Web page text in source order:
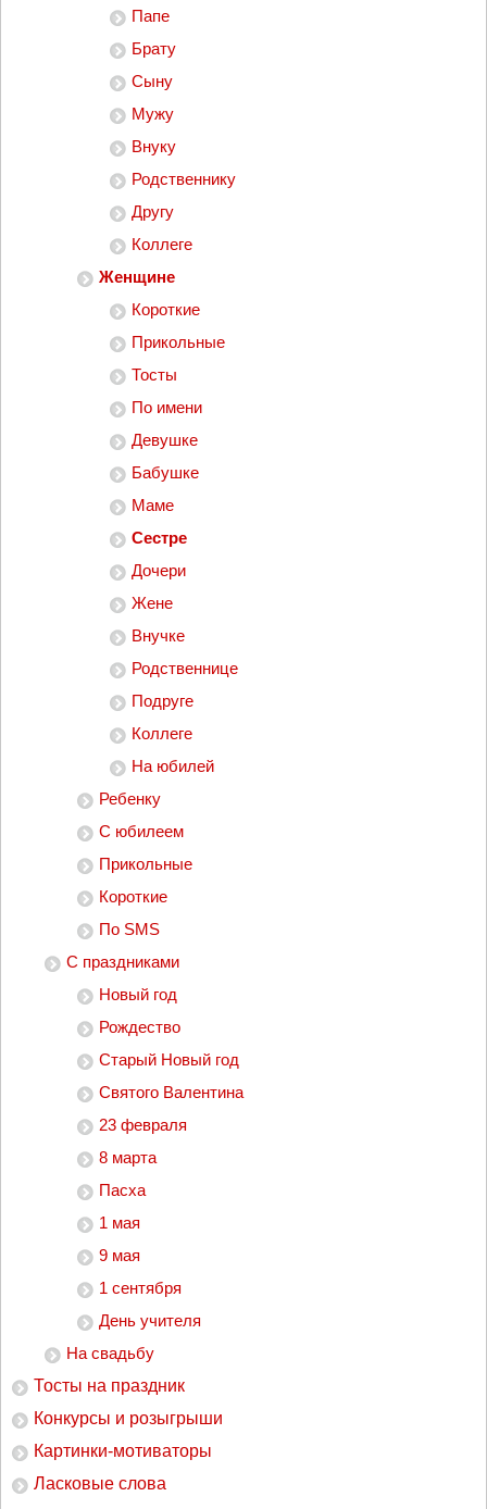
Папе
Брату
Сыну
Мужу
Внуку
Родственнику
Другу
Коллеге
Женщине
Короткие
Прикольные
Тосты
По имени
Девушке
Бабушке
Маме
Сестре
Дочери
Жене
Внучке
Родственнице
Подруге
Коллеге
На юбилей
Ребенку
С юбилеем
Прикольные
Короткие
По SMS
С праздниками
Новый год
Рождество
Старый Новый год
Святого Валентина
23 февраля
8 марта
Пасха
1 мая
9 мая
1 сентября
День учителя
На свадьбу
Тосты на праздник
Конкурсы и розыгрыши
Картинки-мотиваторы
Ласковые слова